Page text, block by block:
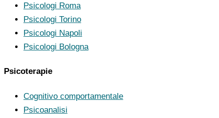
Psicologi Roma
Psicologi Torino
Psicologi Napoli
Psicologi Bologna
Psicoterapie
Cognitivo comportamentale
Psicoanalisi